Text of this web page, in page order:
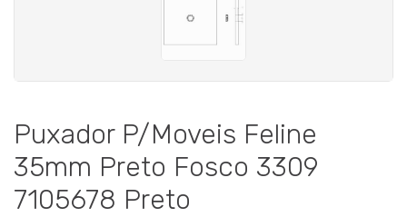
Puxador P/Moveis Feline
35mm Preto Fosco 3309
7105678 Preto